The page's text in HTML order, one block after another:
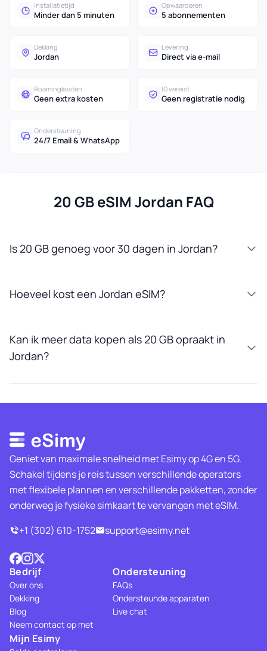
Installatietijd
Minder dan 5 minuten
Opwaarderen
5 abonnementen
Dekking
Jordan
Levering
Direct via e-mail
Roamingkosten
Geen extra kosten
ID vereist
Geen registratie nodig
Ondersteuning
24/7 Email & WhatsApp
20 GB eSIM Jordan FAQ
Is 20 GB genoeg voor 30 dagen in Jordan?
Hoeveel kost een Jordan eSIM?
Kan ik meer data kopen als 20 GB opraakt in
Jordan?
Geniet van maximale snelheid met Esimy op 4G en 5G.
Schakel tijdens je reis tussen verschillende operators
met flexibele plannen en verschillende pakketten, zonder
onderweg je fysieke simkaart te vervangen met eSIM.
+1 (302) 610-1752
support@esimy.net
Bedrijf
Over ons
Dekking
Blog
Neem contact op met
Ondersteuning
FAQs
Ondersteunde apparaten
Live chat
Mijn Esimy